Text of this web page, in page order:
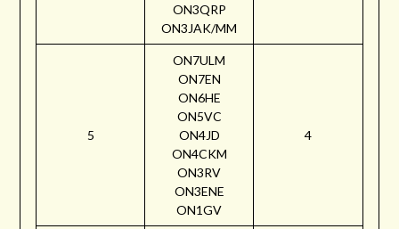
ON3QRP
ON3JAK/MM
5
ON7ULM
ON7EN
ON6HE
ON5VC
ON4JD
ON4CKM
ON3RV
ON3ENE
ON1GV
4